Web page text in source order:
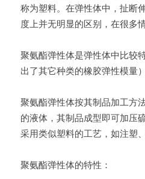
称为塑料。在弹性体中，扯断
度上并无明显的区别，在很多
聚氨酯弹性体是弹性体中比较
出了其它种类的橡胶弹性模量
聚氨酯弹性体按其制品加工方
的液体，其制品成型即可加压
采用类似塑料的工艺，如注塑
聚氨酯弹性体的特性：